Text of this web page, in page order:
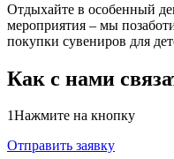
Отдыхайте в особенный
мероприятия – мы
покупки сувениров для
Как с нами
1Нажмите на кнопку
Отправить заявку